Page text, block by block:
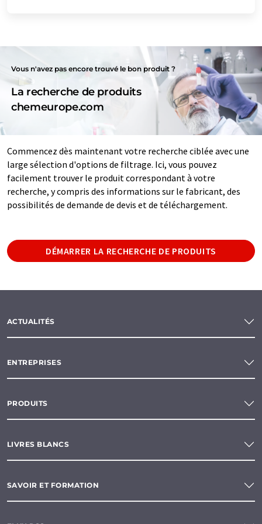
Vous n'avez pas encore trouvé le bon produit ?
La recherche de produits
chemeurope.com
Commencez dès maintenant votre recherche ciblée avec une
large sélection d'options de filtrage. Ici, vous pouvez
facilement trouver le produit correspondant à votre
recherche, y compris des informations sur le fabricant, des
possibilités de demande de devis et de téléchargement.
DÉMARRER LA RECHERCHE DE PRODUITS
ACTUALITÉS
ENTREPRISES
PRODUITS
LIVRES BLANCS
SAVOIR ET FORMATION